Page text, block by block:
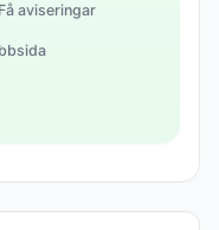
Få aviseringar